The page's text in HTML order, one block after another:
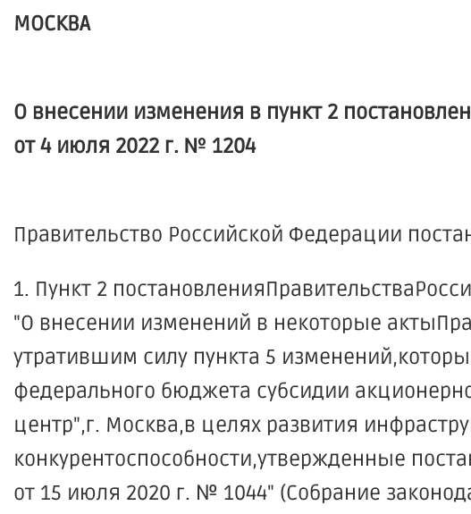
МОСКВА
О внесении изменения в пункт 2
от 4 июля 2022 г. № 1204
Правительство Российской Федерации
1. Пункт 2
"О внесении изменений в некоторые
утратившим силу пункта 5
федерального бюджета субсидии
центр",г. Москва,в целях развития
конкурентоспособности,утвержденные
от 15 июля 2020 г. № 1044" (Собрание